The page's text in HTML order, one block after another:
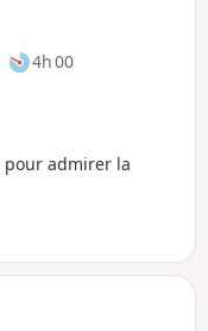
4h 00
pour admirer la